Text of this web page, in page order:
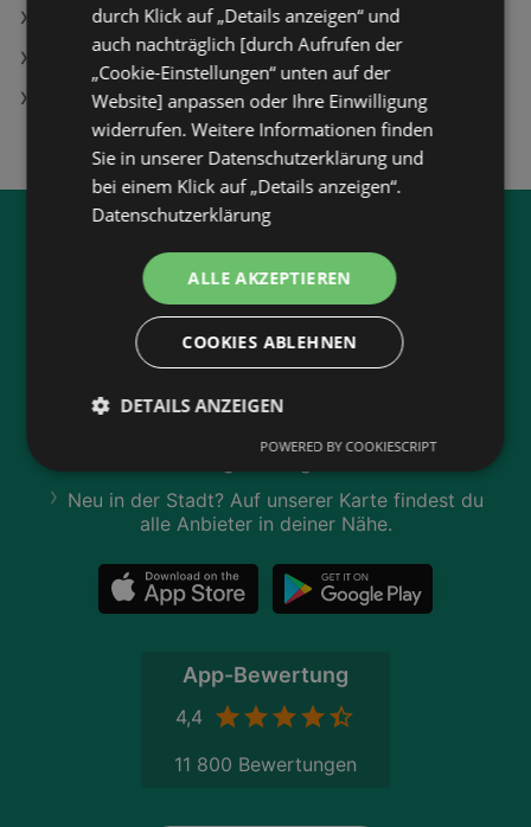
Flared-Jeans Angebote
Feuchtemessgerät Dry Angebote
JBL Charge 6 - Bluetooth Lautsprecher, Pink
Jetzt unserewogibtswas.at
App runterladen:
Filtere nach Branchen und stöbere in Produkten
und Flugblättern
Plane deinen Einkauf mit unserem Merkzettel
Lasse dich benachrichtigen, wenn es neue
Neu in der Stadt? Auf unserer Karte findest du
alle Anbieter in deiner Nähe.
App-Bewertung
4,4
11 800 Bewertungen
durch Klick auf „Details anzeigen“ und
auch nachträglich [durch Aufrufen der
„Cookie-Einstellungen“ unten auf der
Website] anpassen oder Ihre Einwilligung
widerrufen. Weitere Informationen finden
Sie in unserer Datenschutzerklärung und
bei einem Klick auf „Details anzeigen“.
Datenschutzerklärung
ALLE AKZEPTIEREN
COOKIES ABLEHNEN
DETAILS ANZEIGEN
POWERED BY COOKIESCRIPT